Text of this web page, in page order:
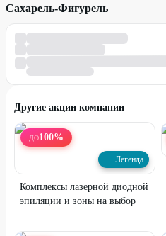
Сахарель-Фигурель
Другие акции компании
ДО100%
Легенда
Комплексы лазерной диодной
эпиляции и зоны на выбор